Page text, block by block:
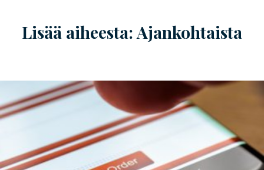
Lisää aiheesta: Ajankohtaista